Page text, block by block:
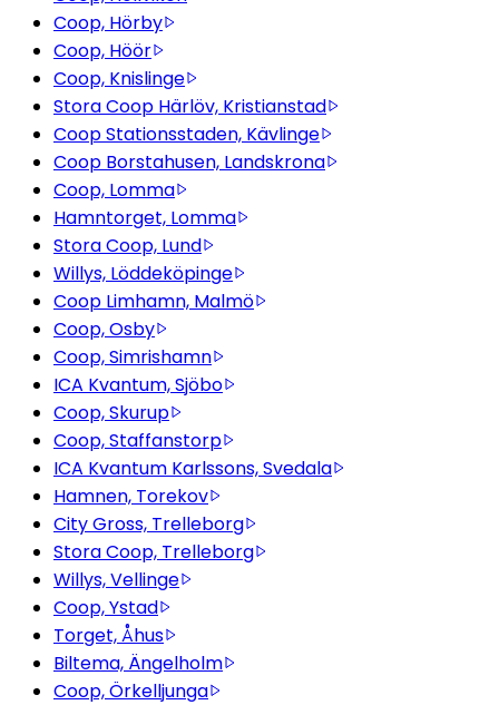
Coop, Hörby
Coop, Höör
Coop, Knislinge
Stora Coop Härlöv, Kristianstad
Coop Stationsstaden, Kävlinge
Coop Borstahusen, Landskrona
Coop, Lomma
Hamntorget, Lomma
Stora Coop, Lund
Willys, Löddeköpinge
Coop Limhamn, Malmö
Coop, Osby
Coop, Simrishamn
ICA Kvantum, Sjöbo
Coop, Skurup
Coop, Staffanstorp
ICA Kvantum Karlssons, Svedala
Hamnen, Torekov
City Gross, Trelleborg
Stora Coop, Trelleborg
Willys, Vellinge
Coop, Ystad
Torget, Åhus
Biltema, Ängelholm
Coop, Örkelljunga